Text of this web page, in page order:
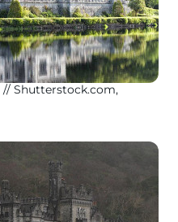
Shutterstock.com,